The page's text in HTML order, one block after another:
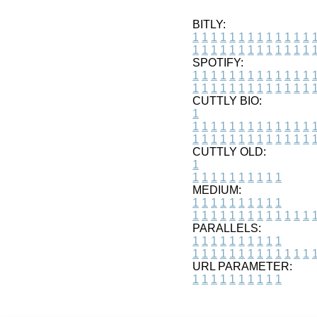
BITLY:
1 1 1 1 1 1 1 1 1 1 1 1 1 1
1 1 1 1 1 1 1 1 1 1 1 1 1 1
SPOTIFY:
1 1 1 1 1 1 1 1 1 1 1 1 1 1
1 1 1 1 1 1 1 1 1 1 1 1 1 1
CUTTLY BIO:
1
1 1 1 1 1 1 1 1 1 1 1 1 1 1
1 1 1 1 1 1 1 1 1 1 1 1 1 1
CUTTLY OLD:
1
1 1 1 1 1 1 1 1 1 1
MEDIUM:
1 1 1 1 1 1 1 1 1 1
1 1 1 1 1 1 1 1 1 1 1 1 1 1
PARALLELS:
1 1 1 1 1 1 1 1 1 1
1 1 1 1 1 1 1 1 1 1 1 1 1 1
URL PARAMETER:
1 1 1 1 1 1 1 1 1 1